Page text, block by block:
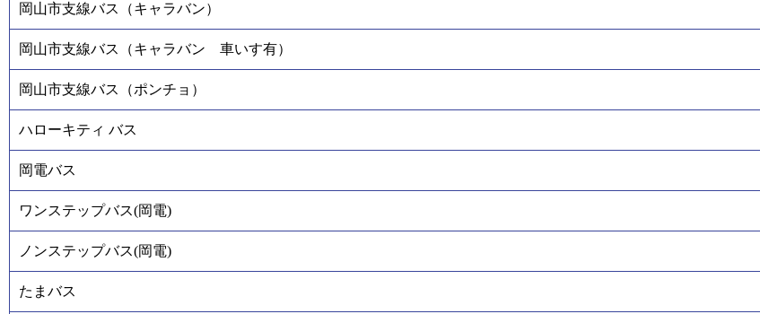
岡山市支線バス（キャラバン）
岡山市支線バス（キャラバン 車いす有）
岡山市支線バス（ポンチョ）
ハローキティ バス
岡電バス
ワンステップバス(岡電)
ノンステップバス(岡電)
たまバス